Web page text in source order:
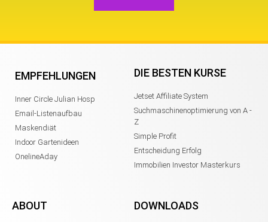
EMPFEHLUNGEN
Inner Circle Julian Hosp
Email-Listenaufbau
Maskendiät
Indoor Gartenideen
OnelineAday
DIE BESTEN KURSE
Jetset Affiliate System
Suchmaschinenoptimierung von A -
Z
Simple Profit
Entscheidung Erfolg
Immobilien Investor Masterkurs
ABOUT DOWNLOADS